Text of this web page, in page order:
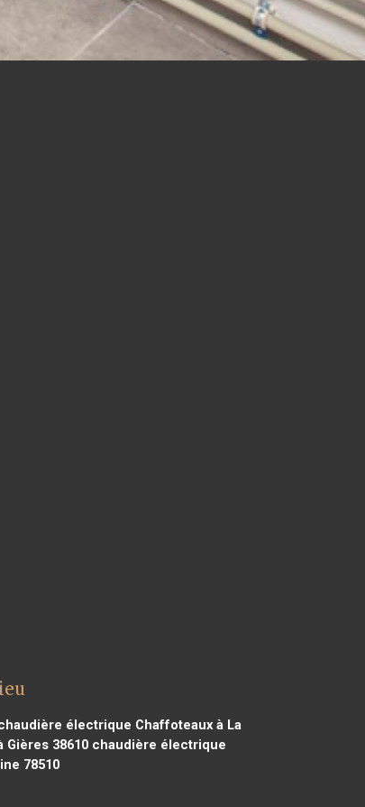
électrique Chaffoteaux à La
38610chaudière électrique
78510